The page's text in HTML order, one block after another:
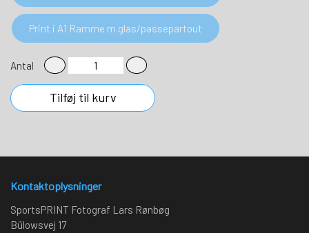
Print i A1 Ramme m.glas/passepartout
Antal
Tilføj til kurv
Kontaktoplysninger
SportsPRINT Fotograf Lars Rønbøg
Bülowsvej 17